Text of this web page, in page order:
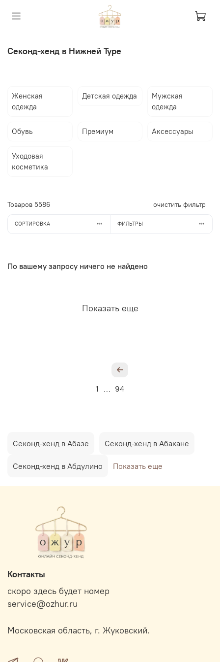
Секонд-хенд в Нижней Туре
Женская
одежда
Детская одежда
Мужская
одежда
Обувь Премиум Аксессуары
Уходовая
косметика
Товаров 5586 очистить фильтр
СОРТИРОВКА ФИЛЬТРЫ
По вашему запросу ничего не найдено
Показать еще
1 … 94
Секонд-хенд в Абазе Секонд-хенд в Абакане
Секонд-хенд в Абдулино Показать еще
Контакты
скоро здесь будет номер
service@ozhur.ru
Московская область, г. Жуковский.